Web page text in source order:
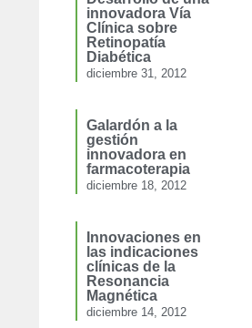
innovadora Vía
Clínica sobre
Retinopatía
Diabética
diciembre 31, 2012
Galardón a la
gestión
innovadora en
farmacoterapia
diciembre 18, 2012
Innovaciones en
las indicaciones
clínicas de la
Resonancia
Magnética
diciembre 14, 2012